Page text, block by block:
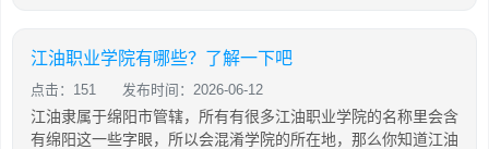
江油职业学院有哪些？了解一下吧
点击：151 发布时间：2026-06-12
江油隶属于绵阳市管辖，所有有很多江油职业学院的名称里会含
有绵阳这一些字眼，所以会混淆学院的所在地，那么你知道江油